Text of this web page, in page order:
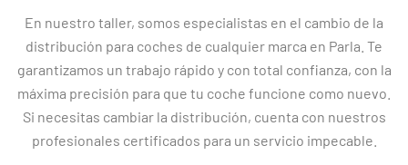
En nuestro taller, somos especialistas en el cambio de la
distribución para coches de cualquier marca en Parla. Te
garantizamos un trabajo rápido y con total confianza, con la
máxima precisión para que tu coche funcione como nuevo.
Si necesitas cambiar la distribución, cuenta con nuestros
profesionales certificados para un servicio impecable.